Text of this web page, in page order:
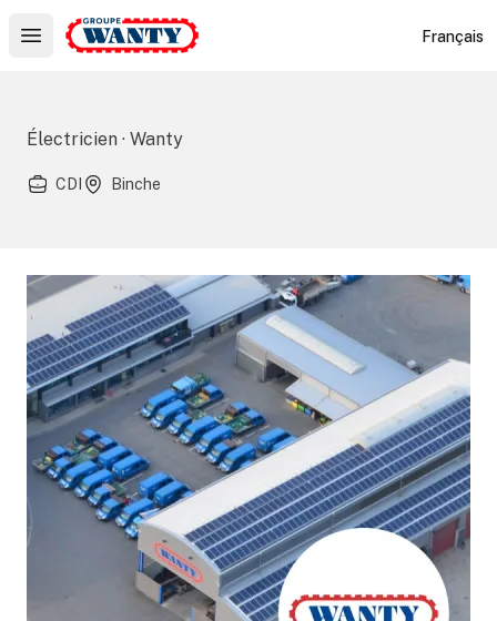
Open main menu
Le Groupe Wanty Français
Électricien · Wanty
CDI Binche